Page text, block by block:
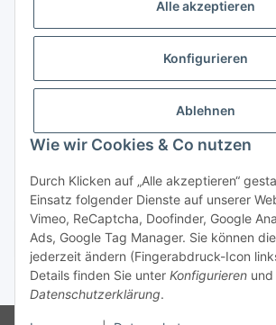
Alle akzeptieren
Konfigurieren
Ablehnen
Wie wir Cookies & Co nutzen
Durch Klicken auf „Alle akzeptieren“
Einsatz folgender Dienste auf unserer
Vimeo, ReCaptcha, Doofinder, Google
Ads, Google Tag Manager. Sie können
jederzeit ändern (Fingerabdruck-Icon
Details finden Sie unter Konfigurieren
Datenschutzerklärung.
Gesetzliche Informationen
Bestellung wiederrufen
* Alle Preise inkl. gesetzlicher USt., zzgl.Versand